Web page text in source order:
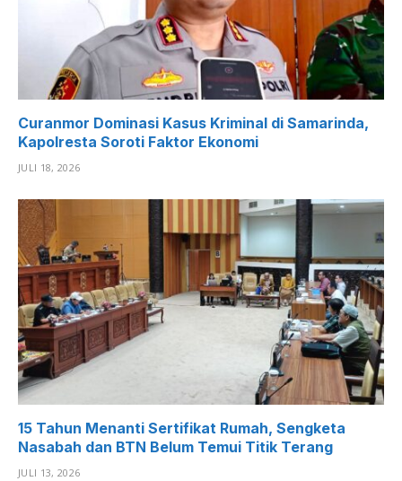
Curanmor Dominasi Kasus Kriminal di Samarinda,
Kapolresta Soroti Faktor Ekonomi
JULI 18, 2026
15 Tahun Menanti Sertifikat Rumah, Sengketa
Nasabah dan BTN Belum Temui Titik Terang
JULI 13, 2026